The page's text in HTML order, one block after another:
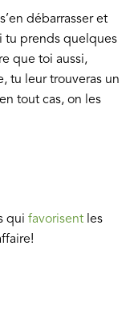
débarrasser et
tu prends quelques
que toi aussi,
tu leur trouveras un
tout cas, on les
qui favorisent les